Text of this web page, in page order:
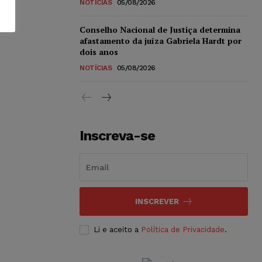
NOTÍCIAS 05/08/2026
Conselho Nacional de Justiça determina
afastamento da juíza Gabriela Hardt por
dois anos
NOTÍCIAS 05/08/2026
Inscreva-se
INSCREVER
Li e aceito a Política de Privacidade.